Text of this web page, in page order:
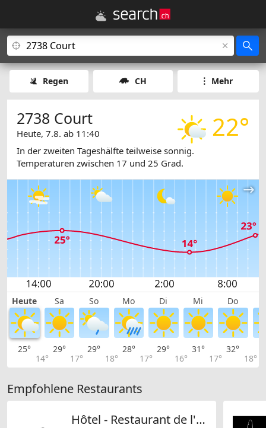
Regen CH Mehr
22°
2738 Court
Heute, 7.8. ab 11:40
In der zweiten Tageshälfte teilweise sonnig.
Temperaturen zwischen 17 und 25 Grad.
Heute Sa So Mo Di Mi Do
25°
14°
29°
17°
29°
18°
28°
17°
29°
16°
31°
17°
32°
18°
Empfohlene Restaurants
Hôtel - Restaurant de l'Etoile